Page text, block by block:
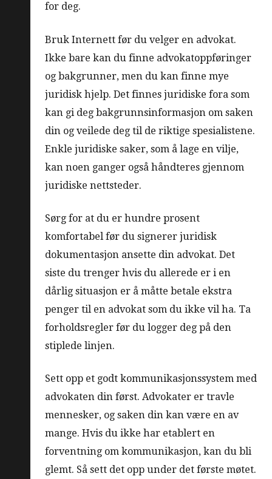
for deg.
Bruk Internett før du velger en advokat.
Ikke bare kan du finne advokatoppføringer
og bakgrunner, men du kan finne mye
juridisk hjelp. Det finnes juridiske fora som
kan gi deg bakgrunnsinformasjon om saken
din og veilede deg til de riktige spesialistene.
Enkle juridiske saker, som å lage en vilje,
kan noen ganger også håndteres gjennom
juridiske nettsteder.
Sørg for at du er hundre prosent
komfortabel før du signerer juridisk
dokumentasjon ansette din advokat. Det
siste du trenger hvis du allerede er i en
dårlig situasjon er å måtte betale ekstra
penger til en advokat som du ikke vil ha. Ta
forholdsregler før du logger deg på den
stiplede linjen.
Sett opp et godt kommunikasjonssystem med
advokaten din først. Advokater er travle
mennesker, og saken din kan være en av
mange. Hvis du ikke har etablert en
forventning om kommunikasjon, kan du bli
glemt. Så sett det opp under det første møtet.